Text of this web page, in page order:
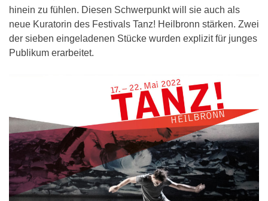
hinein zu fühlen. Diesen Schwerpunkt will sie auch als
neue Kuratorin des Festivals Tanz! Heilbronn stärken. Zwei
der sieben eingeladenen Stücke wurden explizit für junges
Publikum erarbeitet.